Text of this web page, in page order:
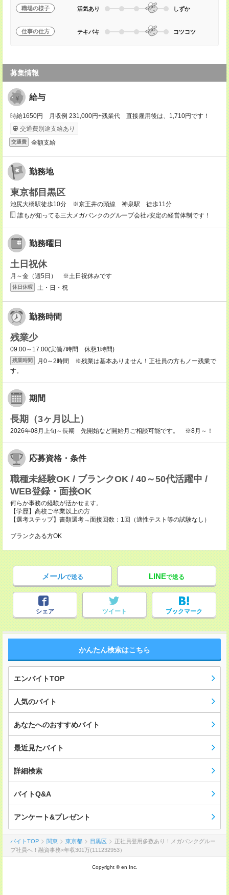
職場の様子 活気あり しずか
仕事の仕方 テキパキ コツコツ
募集情報
給与
時給1650円 月収例 231,000円+残業代 直接雇用後は、1,710円です！
交通費別途支給あり
交通費 全額支給
勤務地
東京都目黒区
池尻大橋駅徒歩10分 ※京王井の頭線 神泉駅 徒歩11分
誰もが知ってる三大メガバンクのグループ会社♪安定の経営体制です！
勤務曜日
土日祝休
月～金（週5日） ※土日祝休みです
休日休暇 土・日・祝
勤務時間
残業少
09:00～17:00(実働7時間 休憩1時間)
残業時間
月0～2時間 ※残業は基本ありません！正社員の方もノー残業で
す。
期間
長期（3ヶ月以上）
2026年08月上旬～長期 先開始など開始月ご相談可能です。 ※8月～！
応募資格・条件
職種未経験OK / ブランクOK / 40～50代活躍中 /
WEB登録・面接OK
何らか事務の経験が活かせます。
【学歴】高校ご卒業以上の方
【選考ステップ】書類選考→面接回数：1回（適性テスト等の試験なし）
ブランクある方OK
メールで送る LINEで送る
シェア ツイート ブックマーク
かんたん検索はこちら
エンバイトTOP
人気のバイト
あなたへのおすすめバイト
最近見たバイト
詳細検索
バイトQ&A
アンケート&プレゼント
バイトTOP 関東 東京都 目黒区
正社員登用多数あり！メガバンクグルー
プ社員へ！融資事務×年収301万(111232953）
Copyright © en Inc.